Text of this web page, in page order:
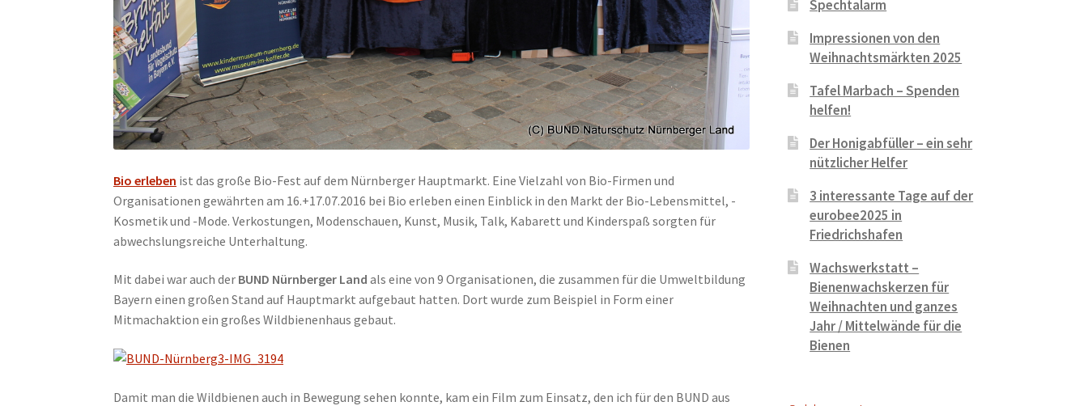
Bio erleben ist das große Bio-Fest auf dem Nürnberger Hauptmarkt. Eine Vielzahl von Bio-Firmen und
Organisationen gewährten am 16.+17.07.2016 bei Bio erleben einen Einblick in den Markt der Bio-Lebensmittel, -
Kosmetik und -Mode. Verkostungen, Modenschauen, Kunst, Musik, Talk, Kabarett und Kinderspaß sorgten für
abwechslungsreiche Unterhaltung.
Mit dabei war auch der BUND Nürnberger Land als eine von 9 Organisationen, die zusammen für die Umweltbildung
Bayern einen großen Stand auf Hauptmarkt aufgebaut hatten. Dort wurde zum Beispiel in Form einer
Mitmachaktion ein großes Wildbienenhaus gebaut.
Damit man die Wildbienen auch in Bewegung sehen konnte, kam ein Film zum Einsatz, den ich für den BUND aus
Spechtalarm
Impressionen von den
Weihnachtsmärkten 2025
Tafel Marbach – Spenden
helfen!
Der Honigabfüller – ein sehr
nützlicher Helfer
3 interessante Tage auf der
eurobee2025 in
Friedrichshafen
Wachswerkstatt –
Bienenwachskerzen für
Weihnachten und ganzes
Jahr / Mittelwände für die
Bienen